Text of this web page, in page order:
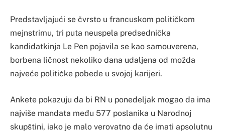
Predstavljajući se čvrsto u francuskom političkom
mejnstrimu, tri puta neuspela predsednička
kandidatkinja Le Pen pojavila se kao samouverena,
borbena ličnost nekoliko dana udaljena od možda
najveće političke pobede u svojoj karijeri.
Ankete pokazuju da bi RN u ponedeljak mogao da ima
najviše mandata među 577 poslanika u Narodnoj
skupštini, iako je malo verovatno da će imati apsolutnu